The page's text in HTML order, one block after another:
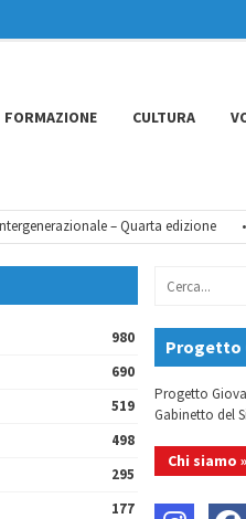
FORMAZIONE CULTURA
– Quarta edizione •
980
690
519
498
295
177
Progetto
Progetto
Gabinetto del
Chi siamo »